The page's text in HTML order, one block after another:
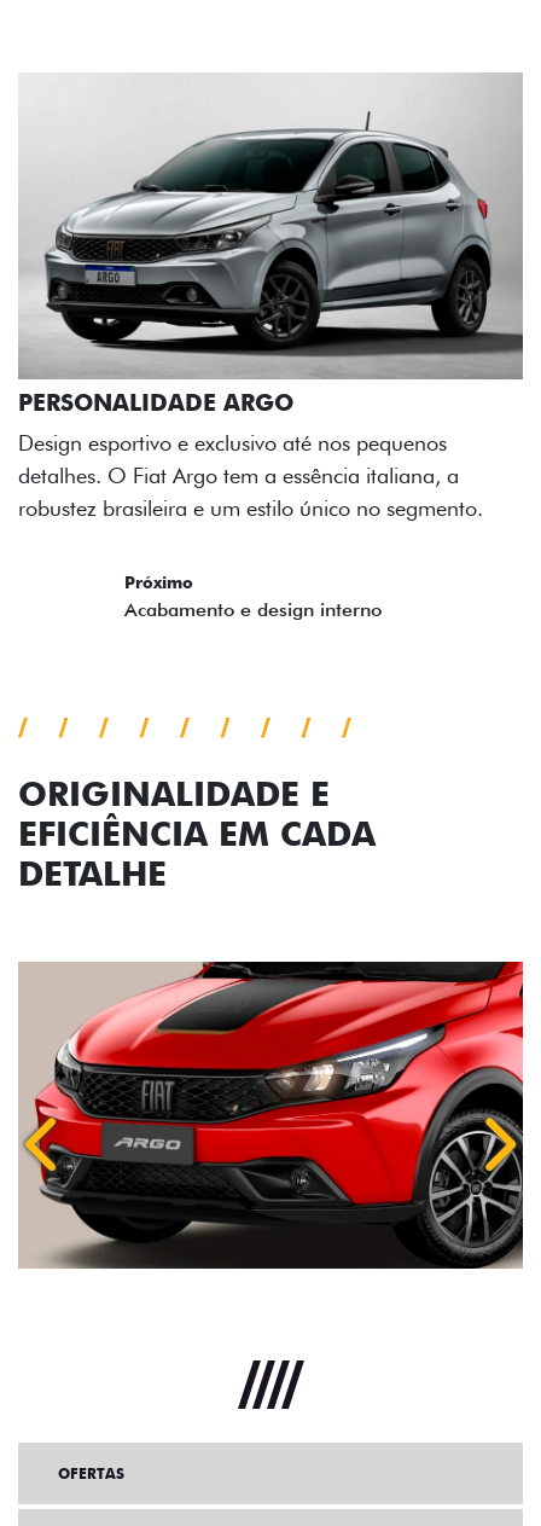
ARGO
e exclusivo até nos pequenos
O Fiat Argo tem a essência italiana, a
e um estilo único no segmento.
ORIGINALIDADE E
EFICIÊNCIA EM CADA
DETALHE
Anterior
OFERTAS